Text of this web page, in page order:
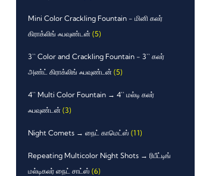
Mini Color Crackling Fountain - மினி கலர்
கிராக்லிங் ஃபவுண்டன் (5)
3`` Color and Crackling Fountain - 3`` கலர்
அண்ட் கிராக்லிங் ஃபவுண்டன் (5)
4`` Multi Color Fountain → 4`` மல்டி கலர்
ஃபவுண்டன் (3)
Night Comets → நைட் காமெட்ஸ் (11)
Repeating Multicolor Night Shots → ரிபீட்டிங்
மல்டிகலர் நைட் சாட்ஸ் (6)